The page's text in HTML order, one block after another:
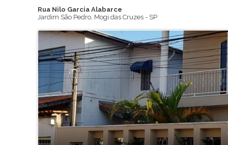
Rua Nilo Garcia Alabarce
Jardim São Pedro, Mogi das Cruzes- SP